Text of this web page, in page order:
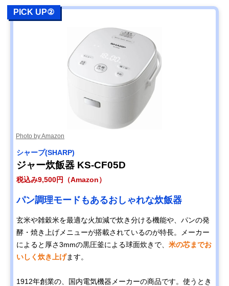
PICK UP②
Photo by Amazon
シャープ(SHARP)
ジャー炊飯器 KS-CF05D
税込み9,500円（Amazon）
パン調理モードもあるおしゃれな炊飯器
玄米や雑穀米を最適な火加減で炊き分ける機能や、パンの発
酵・焼き上げメニューが搭載されているのが特長。メーカー
によると厚さ3mmの黒圧釜による球面炊きで、 米の芯までお
いしく炊き上げます。
1912年創業の、国内電気機器メーカーの商品です。使うとき